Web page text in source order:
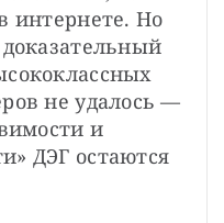
интернете. Но
не удалось —
и
ДЭГ остаются